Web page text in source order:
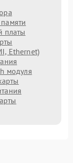
платы
Ethernet)
модуля